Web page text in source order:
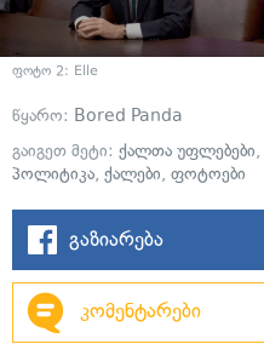
ფოტო 2: Elle
წყარო: Bored Panda
გაიგეთ მეტი: ქალთა უფლებები,
პოლიტიკა, ქალები, ფოტოები
გაზიარება
კომენტარები